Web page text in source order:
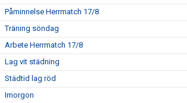
Påminnelse Herrmatch 17/8
Träning söndag
Arbete Herrmatch 17/8
Lag vit städning
Städtid lag röd
Imorgon